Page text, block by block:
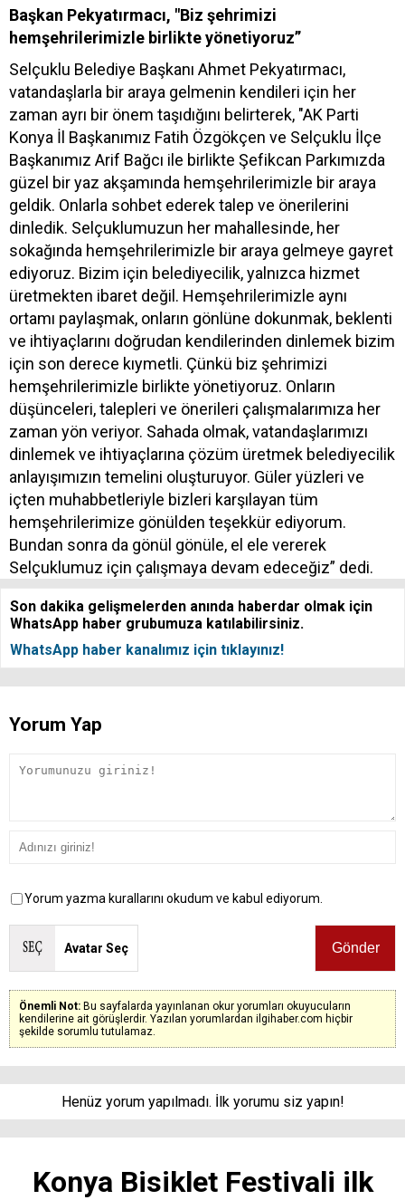
Başkan Pekyatırmacı, "Biz şehrimizi
hemşehrilerimizle birlikte yönetiyoruz”
Selçuklu Belediye Başkanı Ahmet Pekyatırmacı,
vatandaşlarla bir araya gelmenin kendileri için her
zaman ayrı bir önem taşıdığını belirterek, "AK Parti
Konya İl Başkanımız Fatih Özgökçen ve Selçuklu İlçe
Başkanımız Arif Bağcı ile birlikte Şefikcan Parkımızda
güzel bir yaz akşamında hemşehrilerimizle bir araya
geldik. Onlarla sohbet ederek talep ve önerilerini
dinledik. Selçuklumuzun her mahallesinde, her
sokağında hemşehrilerimizle bir araya gelmeye gayret
ediyoruz. Bizim için belediyecilik, yalnızca hizmet
üretmekten ibaret değil. Hemşehrilerimizle aynı
ortamı paylaşmak, onların gönlüne dokunmak, beklenti
ve ihtiyaçlarını doğrudan kendilerinden dinlemek bizim
için son derece kıymetli. Çünkü biz şehrimizi
hemşehrilerimizle birlikte yönetiyoruz. Onların
düşünceleri, talepleri ve önerileri çalışmalarımıza her
zaman yön veriyor. Sahada olmak, vatandaşlarımızı
dinlemek ve ihtiyaçlarına çözüm üretmek belediyecilik
anlayışımızın temelini oluşturuyor. Güler yüzleri ve
içten muhabbetleriyle bizleri karşılayan tüm
hemşehrilerimize gönülden teşekkür ediyorum.
Bundan sonra da gönül gönüle, el ele vererek
Selçuklumuz için çalışmaya devam edeceğiz” dedi.
Son dakika gelişmelerden anında haberdar olmak için
WhatsApp haber grubumuza katılabilirsiniz.
WhatsApp haber kanalımız için tıklayınız!
Yorum Yap
Yorum yazma kurallarını okudum ve kabul ediyorum.
Avatar Seç
Önemli Not: Bu sayfalarda yayınlanan okur yorumları okuyucuların
kendilerine ait görüşlerdir. Yazılan yorumlardan ilgihaber.com hiçbir
şekilde sorumlu tutulamaz.
Henüz yorum yapılmadı. İlk yorumu siz yapın!
Konya Bisiklet Festivali ilk